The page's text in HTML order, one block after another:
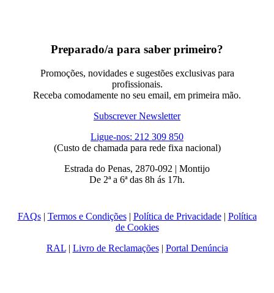
Preparado/a para saber primeiro?
Promoções, novidades e sugestões exclusivas para
profissionais.
Receba comodamente no seu email, em primeira mão.
Subscrever Newsletter
Ligue-nos: 212 309 850
(Custo de chamada para rede fixa nacional)
Estrada do Penas, 2870-092 | Montijo
De 2ª a 6ª das 8h ás 17h.
FAQs| Termos e Condições| Política de Privacidade| Política
de Cookies
RAL| Livro de Reclamações| Portal Denúncia